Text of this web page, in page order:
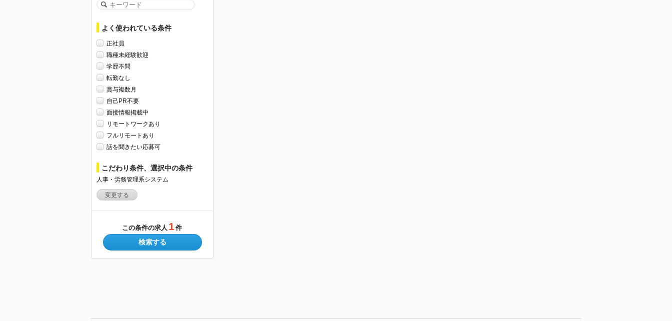
よく使われている条件
正社員
職種未経験歓迎
学歴不問
転勤なし
賞与複数月
自己PR不要
面接情報掲載中
リモートワークあり
フルリモートあり
話を聞きたい応募可
こだわり条件、選択中の条件
人事・労務管理系システム
変更する
この条件の求人 1 件
検索する